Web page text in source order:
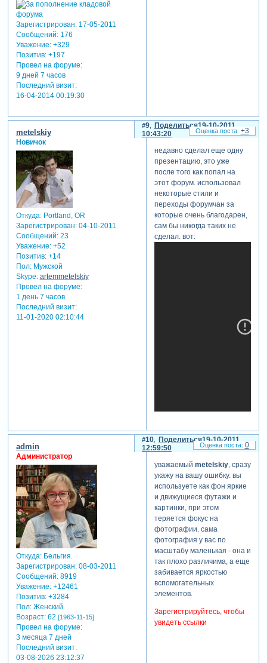
Зарегистрирован: 17-05-2011
Сообщений:176
Уважение: +329
Позитив: +197
Провел на форуме:
9 дней 7 часов
Последний визит:
16-04-2014 00:19:30
Поделиться
9
19-10-2011
10:43:20
metelskiy
Новичок
Откуда:Portland, OR
Зарегистрирован: 04-10-2011
Сообщений:23
Уважение: +52
Позитив: +14
Пол:Мужской
Skype: artemmetelskiy
Провел на форуме:
1 день 7 часов
Последний визит:
11-01-2020 02:10:44
недавно сделал еще одну
презентацию, это уже
после того как попал на
этот форум. использовал
некоторые стили и
переходы форумчан за
которые очень благодарен,
сам бы никогда таких не
сделал. вот:
+3
Поделиться
10
19-10-2011
12:59:50
admin
Администратор
Откуда:Бельгия.
Зарегистрирован: 08-03-2011
Сообщений:8919
Уважение: +12461
Позитив: +3284
Пол:Женский
Возраст:62 [1963-11-15]
Провел на форуме:
3 месяца 7 дней
Последний визит:
03-08-2026 23:12:37
уважаемый metelskiy, сразу
укажу на вашу ошибку. вы
используете как фон яркие
и движущиеся футажи и
картинки, при этом
теряется фокус на
фотографии. сама
фотография у вас по
масштабу маленькая - она и
так плохо различима, а еще
забивается яркостью
вспомогательных
элементов.
Зарегистрируйтесь, чтобы
увидеть ссылки
0